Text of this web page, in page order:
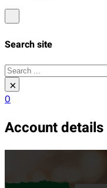
Search site
Search
×
0
Account details